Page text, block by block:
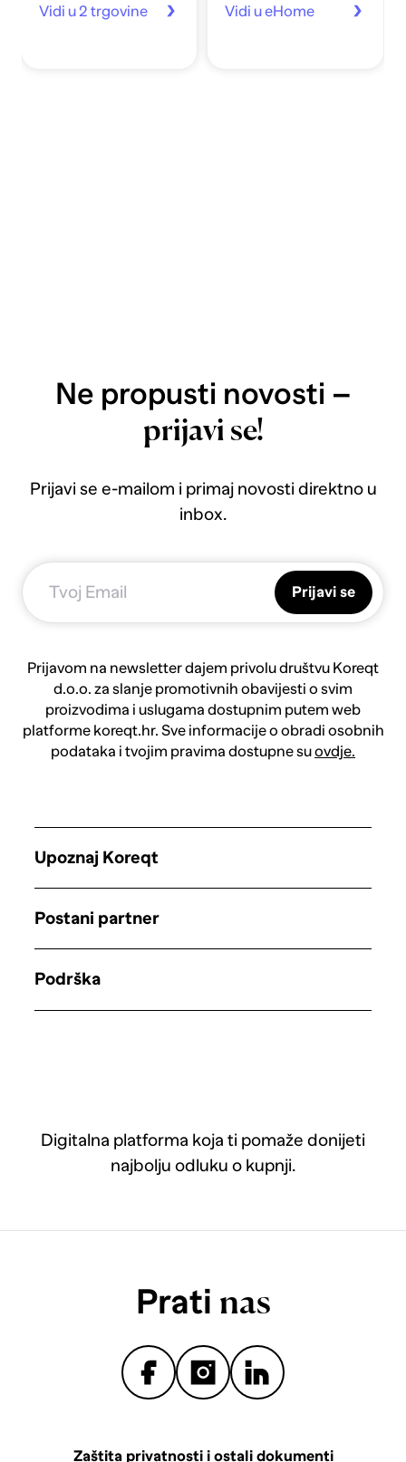
Vidi u 2 trgovine Vidi u eHome
Ne propusti novosti –
prijavi se!
Prijavi se e-mailom i primaj novosti direktno u
inbox.
Prijavi se
Prijavom na newsletter dajem privolu društvu Koreqt
d.o.o. za slanje promotivnih obavijesti o svim
proizvodima i uslugama dostupnim putem web
platforme koreqt.hr. Sve informacije o obradi osobnih
podataka i tvojim pravima dostupne suovdje.
Digitalna platforma koja ti pomaže donijeti
najbolju odluku o kupnji.
Upoznaj Koreqt
Postani partner
Podrška
Prati nas
Zaštita privatnosti i ostali dokumenti